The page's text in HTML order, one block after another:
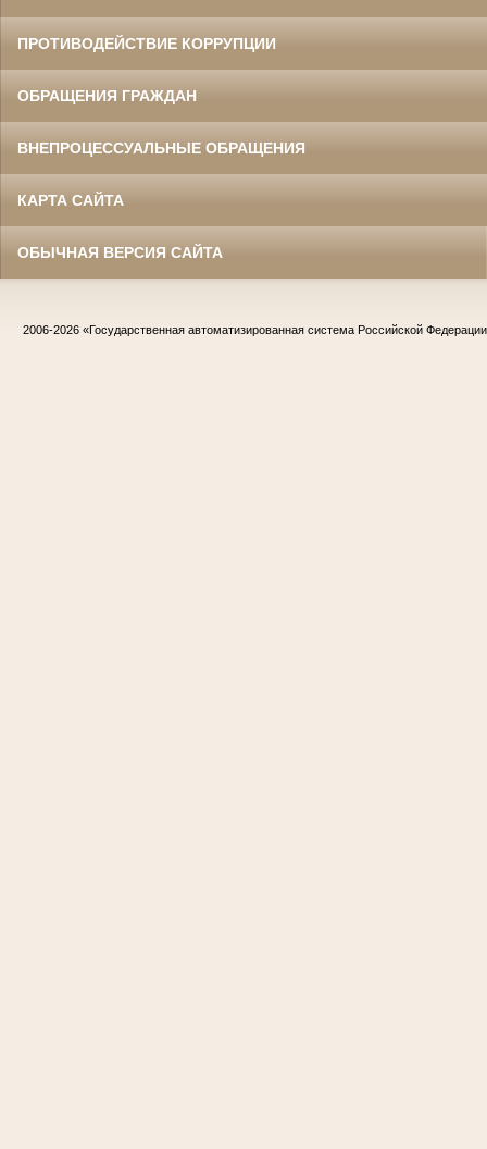
ПРОТИВОДЕЙСТВИЕ КОРРУПЦИИ
ОБРАЩЕНИЯ ГРАЖДАН
ВНЕПРОЦЕССУАЛЬНЫЕ ОБРАЩЕНИЯ
КАРТА САЙТА
ОБЫЧНАЯ ВЕРСИЯ САЙТА
2006-2026 «Государственная автоматизированная система Российской